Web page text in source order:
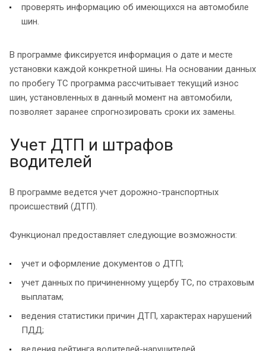
проверять информацию об имеющихся на автомобиле
шин.
В программе фиксируется информация о дате и месте
установки каждой конкретной шины. На основании данных
по пробегу ТС программа рассчитывает текущий износ
шин, установленных в данный момент на автомобили,
позволяет заранее спрогнозировать сроки их замены.
Учет ДТП и штрафов
водителей
В программе ведется учет дорожно-транспортных
происшествий (ДТП).
Функционал предоставляет следующие возможности:
учет и оформление документов о ДТП;
учет данных по причиненному ущербу ТС, по страховым
выплатам;
ведения статистики причин ДТП, характерах нарушений
ПДД;